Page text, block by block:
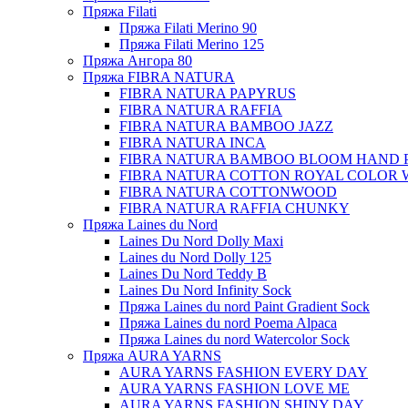
Пряжа Filati
Пряжа Filati Merino 90
Пряжа Filati Merino 125
Пряжа Ангора 80
Пряжа FIBRA NATURA
FIBRA NATURA PAPYRUS
FIBRA NATURA RAFFIA
FIBRA NATURA BAMBOO JAZZ
FIBRA NATURA INCA
FIBRA NATURA BAMBOO BLOOM HAND
FIBRA NATURA COTTON ROYAL COLOR
FIBRA NATURA COTTONWOOD
FIBRA NATURA RAFFIA CHUNKY
Пряжа Laines du Nord
Laines Du Nord Dolly Maxi
Laines du Nord Dolly 125
Laines Du Nord Teddy B
Laines Du Nord Infinity Sock
Пряжа Laines du nord Paint Gradient Sock
Пряжа Laines du nord Poema Alpaca
Пряжа Laines du nord Watercolor Sock
Пряжа AURA YARNS
AURA YARNS FASHION EVERY DAY
AURA YARNS FASHION LOVE ME
AURA YARNS FASHION SHINY DAY